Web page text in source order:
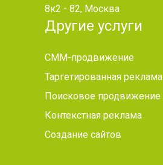
8к2 - 82, Москва
Другие услуги
СММ-продвижение
Таргетированная реклама
Поисковое продвижение
Контекстная реклама
Создание сайтов